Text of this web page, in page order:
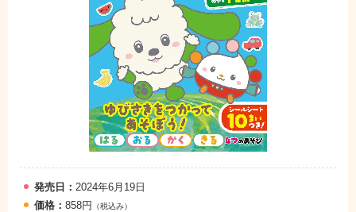
発売日： 2024年6月19日
価格： 858円 （税込み）